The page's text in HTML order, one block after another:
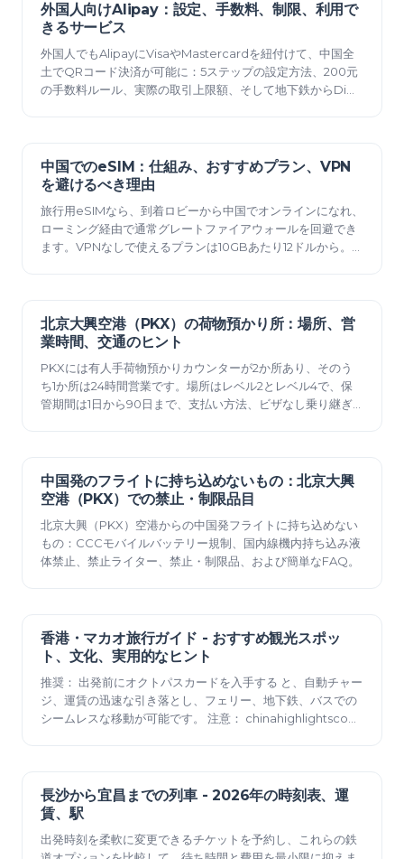
2026年6月11日
外国人向けAlipay：設定、手数料、制限、利用で
きるサービス
外国人でもAlipayにVisaやMastercardを紐付けて、中国全
土でQRコード決済が可能に：5ステップの設定方法、200元
の手数料ルール、実際の取引上限額、そして地下鉄からDiDi
2026年6月11日
中国でのeSIM：仕組み、おすすめプラン、VPN
を避けるべき理由
旅行用eSIMなら、到着ロビーから中国でオンラインになれ、
ローミング経由で通常グレートファイアウォールを回避でき
ます。VPNなしで使えるプランは10GBあたり12ドルから。フ
2026年6月10日
北京大興空港（PKX）の荷物預かり所：場所、営
業時間、交通のヒント
PKXには有人手荷物預かりカウンターが2か所あり、そのう
ち1か所は24時間営業です。場所はレベル2とレベル4で、保
管期間は1日から90日まで、支払い方法、ビザなし乗り継ぎ
2026年6月09日
中国発のフライトに持ち込めないもの：北京大興
空港（PKX）での禁止・制限品目
北京大興（PKX）空港からの中国発フライトに持ち込めない
もの：CCCモバイルバッテリー規制、国内線機内持ち込み液
体禁止、禁止ライター、禁止・制限品、および簡単なFAQ。
2025年12月23日
香港・マカオ旅行ガイド - おすすめ観光スポッ
ト、文化、実用的なヒント
推奨： 出発前にオクトパスカードを入手する と、自動チャー
ジ、運賃の迅速な引き落とし、フェリー、地下鉄、バスでの
シームレスな移動が可能です。 注意： chinahighlightscom
店の手数料には注意してください。カウンターで直接…
2025年12月23日
長沙から宜昌までの列車 - 2026年の時刻表、運
賃、駅
出発時刻を柔軟に変更できるチケットを予約し、これらの鉄